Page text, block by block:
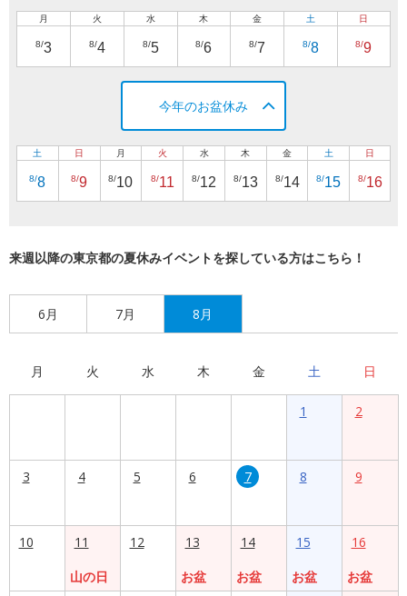
月
8/3
火
8/4
水
8/5
木
8/6
金
8/7
土
8/8
日
8/9
今年のお盆休み
土
8/8
日
8/9
月
8/10
火
8/11
水
8/12
木
8/13
金
8/14
土
8/15
日
8/16
来週以降の東京都の夏休みイベントを探している方はこちら！
6月 7月 8月
月 火 水 木 金 土 日
1 2
3 4 5 6 7 8 9
10
11
山の日
12
13
お盆
14
お盆
15
お盆
16
お盆